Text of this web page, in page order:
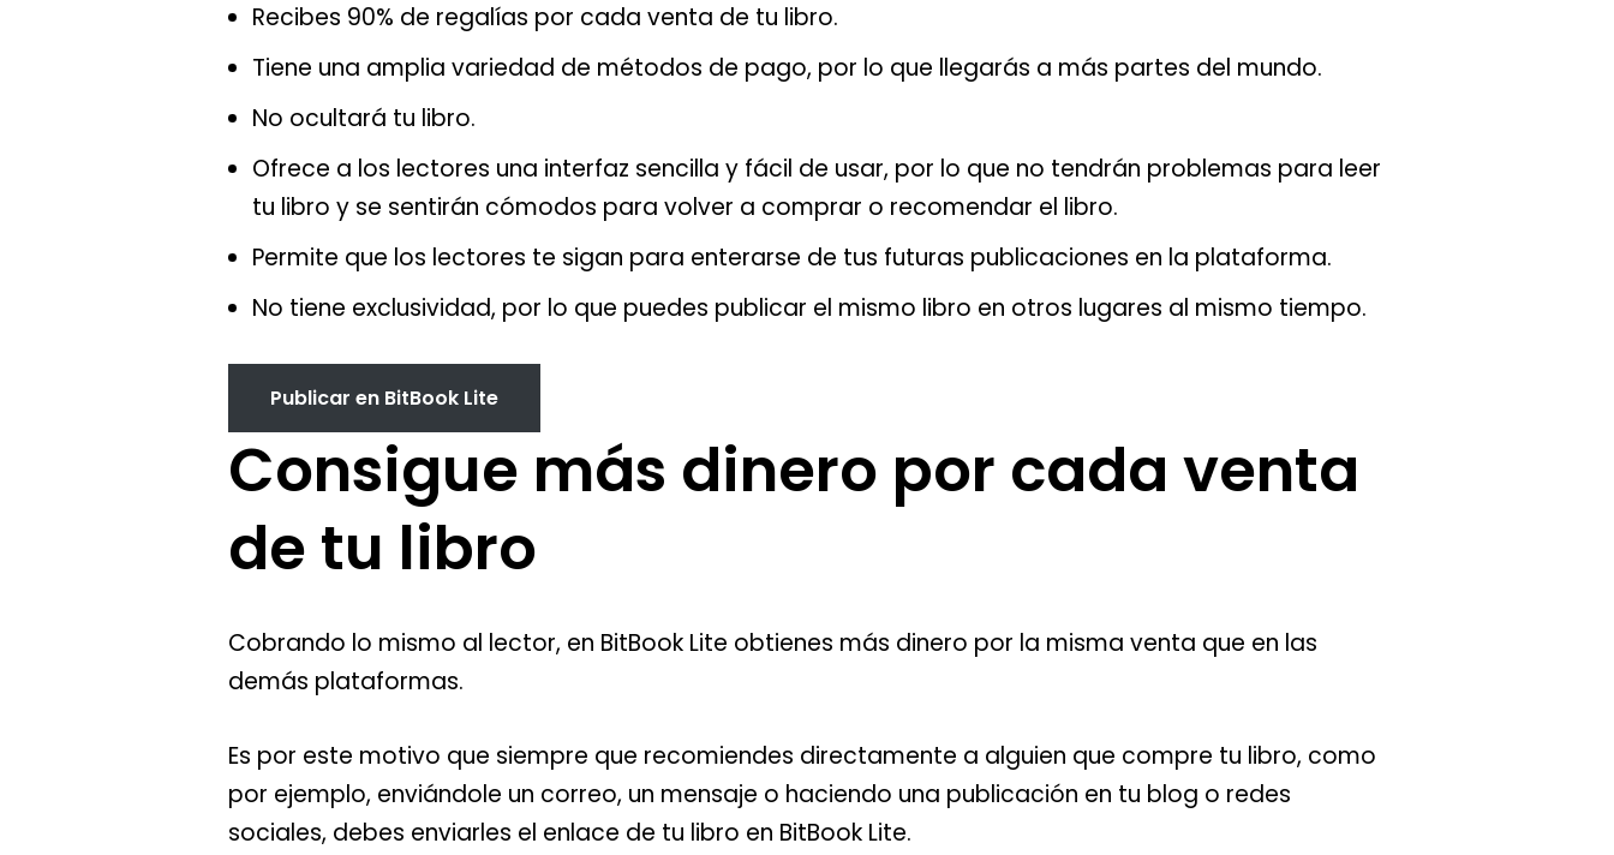
Recibes 90% de regalías por cada venta de tu libro.
Tiene una amplia variedad de métodos de pago, por lo que llegarás a más partes del mundo.
No ocultará tu libro.
Ofrece a los lectores una interfaz sencilla y fácil de usar, por lo que no tendrán problemas para leer
tu libro y se sentirán cómodos para volver a comprar o recomendar el libro.
Permite que los lectores te sigan para enterarse de tus futuras publicaciones en la plataforma.
No tiene exclusividad, por lo que puedes publicar el mismo libro en otros lugares al mismo tiempo.
Publicar en BitBook Lite
Consigue más dinero por cada venta
de tu libro
Cobrando lo mismo al lector, en BitBook Lite obtienes más dinero por la misma venta que en las
demás plataformas.
Es por este motivo que siempre que recomiendes directamente a alguien que compre tu libro, como
por ejemplo, enviándole un correo, un mensaje o haciendo una publicación en tu blog o redes
sociales, debes enviarles el enlace de tu libro en BitBook Lite.